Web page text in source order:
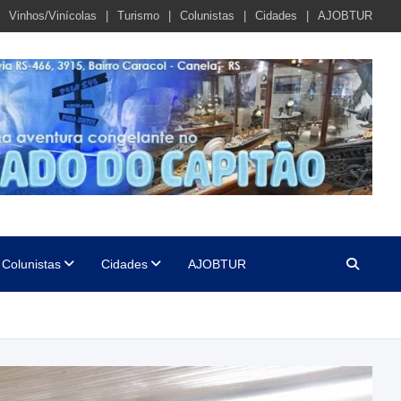
Vinhos/Vinícolas Turismo Colunistas Cidades AJOBTUR
Colunistas Cidades AJOBTUR